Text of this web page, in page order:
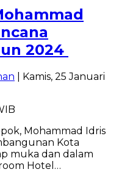
2024
| Kamis, 25 Januari
Mohammad Idris
Kota
muka dan dalam
Hotel…